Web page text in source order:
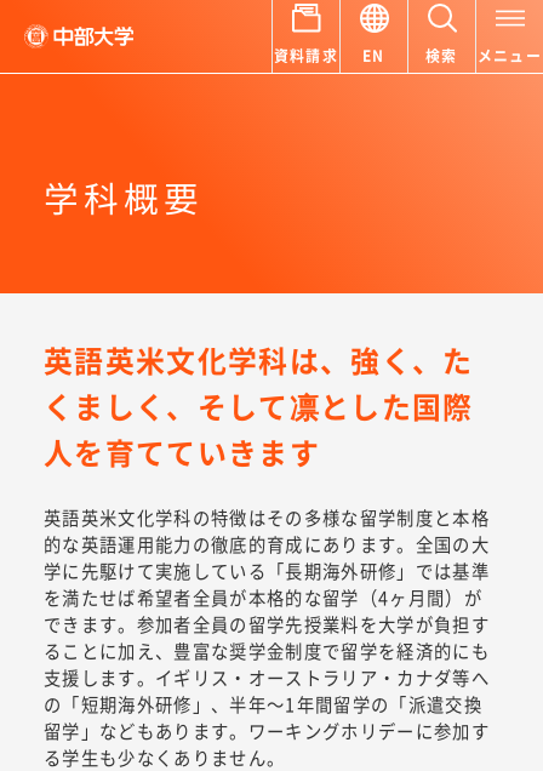
資料請求 EN 検索 メニュー
学科概要
英語英米文化学科は、強く、た
くましく、そして凛とした国際
人を育てていきます
英語英米文化学科の特徴はその多様な留学制度と本格
的な英語運用能力の徹底的育成にあります。全国の大
学に先駆けて実施している「長期海外研修」では基準
を満たせば希望者全員が本格的な留学（4ヶ月間）が
できます。参加者全員の留学先授業料を大学が負担す
ることに加え、豊富な奨学金制度で留学を経済的にも
支援します。イギリス・オーストラリア・カナダ等へ
の「短期海外研修」、半年～1年間留学の「派遣交換
留学」などもあります。ワーキングホリデーに参加す
る学生も少なくありません。